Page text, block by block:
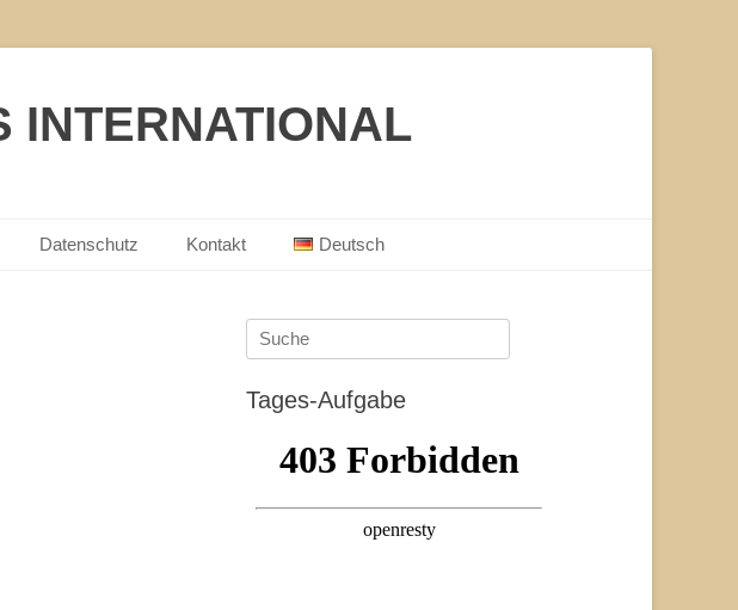
INTERNATIONAL
Datenschutz Kontakt Deutsch
Suche
nach:
Tages-Aufgabe